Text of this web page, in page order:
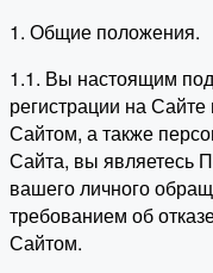
1. Общие положения.
1.1. Вы настоящим
регистрации на
Сайтом, а также
Сайта, вы являетесь
вашего личного
требованием об
Сайтом.